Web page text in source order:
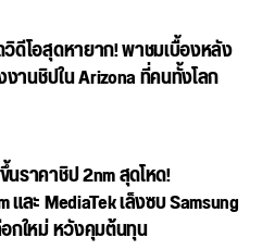
วิดีโอสุดหายาก! พาชมเบื้องหลัง
งานชิปใน Arizona ที่คนทั้งโลก
นราคาชิป 2nm สุดโหด!
และ MediaTek เล็งซบ Samsung
กใหม่ หวังคุมต้นทุน